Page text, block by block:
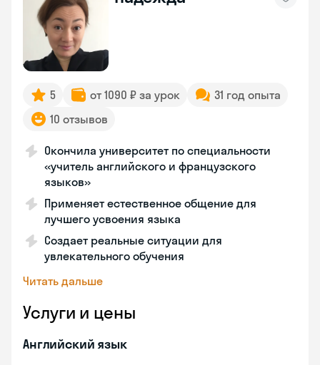
5 от 1090 ₽ за урок
31 год опыта
10 отзывов
Окончила университет по специальности
«учитель английского и французского
языков»
Применяет естественное общение для
лучшего усвоения языка
Создает реальные ситуации для
увлекательного обучения
Читать дальше
Услуги и цены
Английский язык